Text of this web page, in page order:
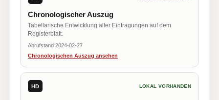
Chronologischer Auszug
Tabellarische Entwicklung aller Eintragungen auf dem
Registerblatt.
Abrufstand 2024-02-27
Chronologischen Auszug ansehen
HD LOKAL VORHANDEN